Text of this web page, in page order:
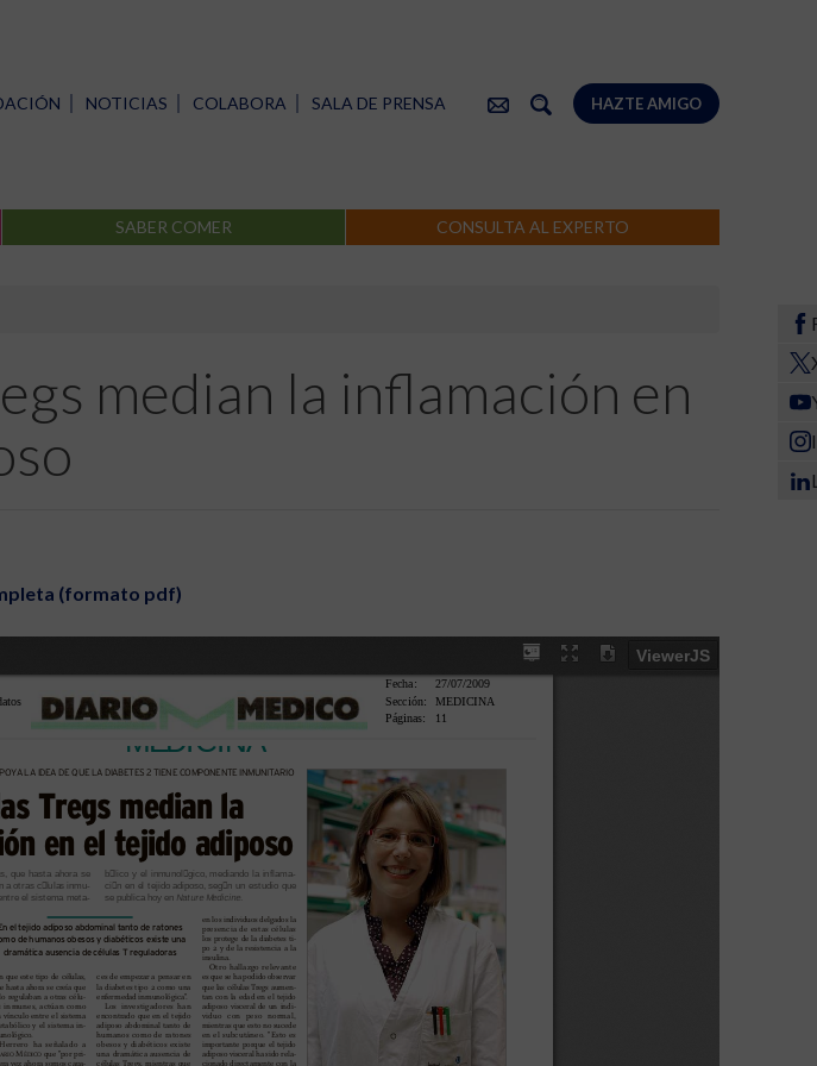
HAZTE AMIGO
NOTICIAS COLABORA SALA DE PRENSA
SABER COMER CONSULTA AL EXPERTO
median la inflamación en
(formato pdf)